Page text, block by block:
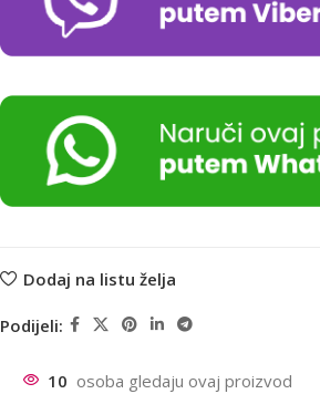
Dodaj na listu želja
Podijeli:
10 osoba gledaju ovaj proizvod